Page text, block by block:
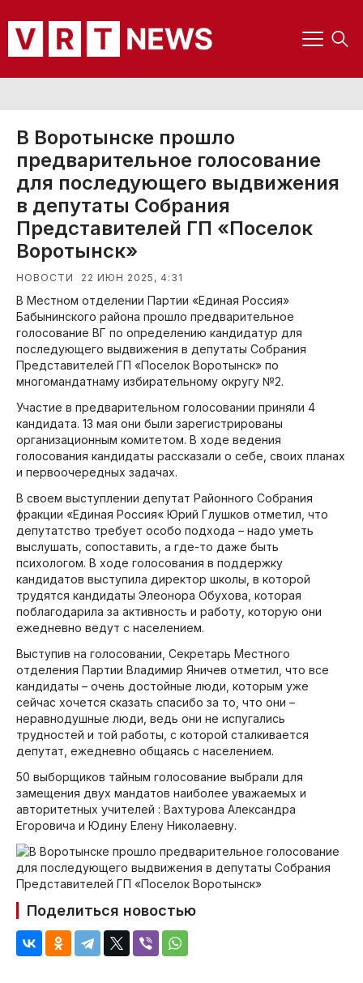
В Воротынске прошло
предварительное голосование
для последующего выдвижения
в депутаты Собрания
Представителей ГП «Поселок
Воротынск»
НОВОСТИ 22 ИЮН 2025, 4:31
В Местном отделении Партии «Единая Россия»
Бабынинского района прошло предварительное
голосование ВГ по определению кандидатур для
последующего выдвижения в депутаты Собрания
Представителей ГП «Поселок Воротынск» по
многомандатнаму избирательному округу №2.
Участие в предварительном голосовании приняли 4
кандидата. 13 мая они были зарегистрированы
организационным комитетом. В ходе ведения
голосования кандидаты рассказали о себе, своих планах
и первоочередных задачах.
В своем выступлении депутат Районного Собрания
фракции «Единая Россия« Юрий Глушков отметил, что
депутатство требует особо подхода – надо уметь
выслушать, сопоставить, а где-то даже быть
психологом. В ходе голосования в поддержку
кандидатов выступила директор школы, в которой
трудятся кандидаты Элеонора Обухова, которая
поблагодарила за активность и работу, которую они
ежедневно ведут с населением.
Выступив на голосовании, Секретарь Местного
отделения Партии Владимир Яничев отметил, что все
кандидаты – очень достойные люди, которым уже
сейчас хочется сказать спасибо за то, что они –
неравнодушные люди, ведь они не испугались
трудностей и той работы, с которой сталкивается
депутат, ежедневно общаясь с населением.
50 выборщиков тайным голосование выбрали для
замещения двух мандатов наиболее уважаемых и
авторитетных учителей : Вахтурова Александра
Егоровича и Юдину Елену Николаевну.
Поделиться новостью